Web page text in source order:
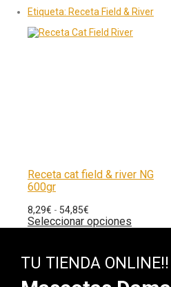
Etiqueta: Receta Field & River
Receta cat field & river NG
600gr
8,29€ - 54,85€
Seleccionar opciones
TU TIENDA ONLINE!!